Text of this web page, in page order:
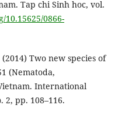
Tap chi Sinh hoc, vol.
10.15625/0866-
Two new species of
(Nematoda,
International
2, pp. 108–116.